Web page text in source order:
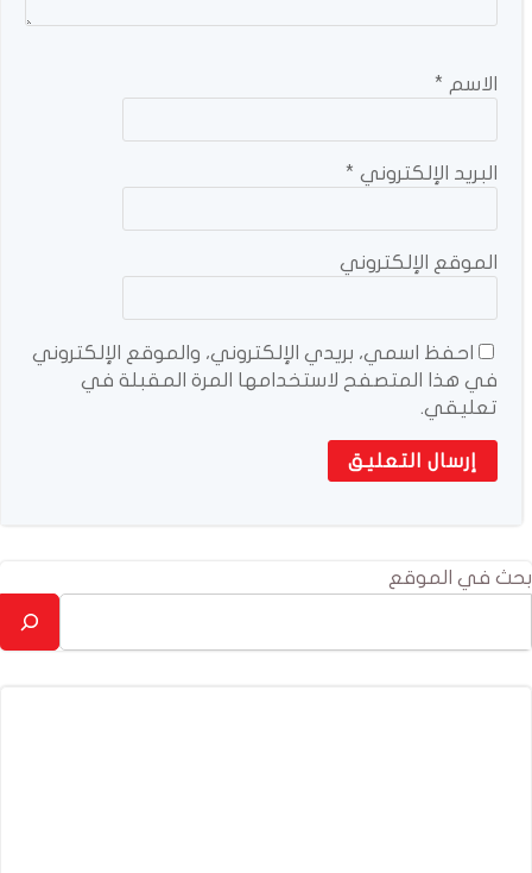
الاسم *
البريد الإلكتروني *
الموقع الإلكتروني
احفظ اسمي، بريدي الإلكتروني، والموقع الإلكتروني
في هذا المتصفح لاستخدامها المرة المقبلة في
تعليقي.
بحث في الموقع